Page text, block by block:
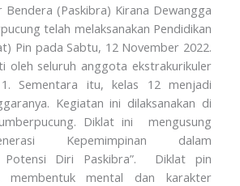
Bendera (Paskibra) Kirana Dewangga
telah melaksanakan Pendidikan
Pin pada Sabtu, 12 November 2022.
oleh seluruh anggota ekstrakurikuler
Sementara itu, kelas 12 menjadi
Kegiatan ini dilaksanakan di
Diklat ini mengusung
Kepemimpinan dalam
Potensi Diri Paskibra”. Diklat pin
membentuk mental dan karakter